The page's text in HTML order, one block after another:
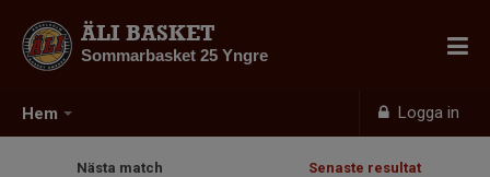
Hem Logga in
ÄLI BASKET
Sommarbasket 25 Yngre
Nästa match Senaste resultat